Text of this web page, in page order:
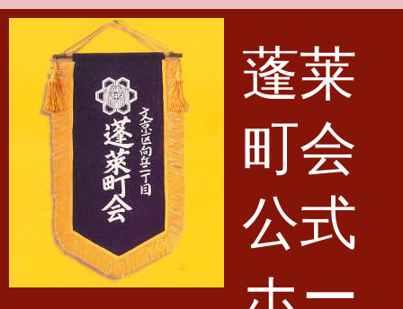
メインコンテンツに移動
蓬莱
町会
公式
ホー